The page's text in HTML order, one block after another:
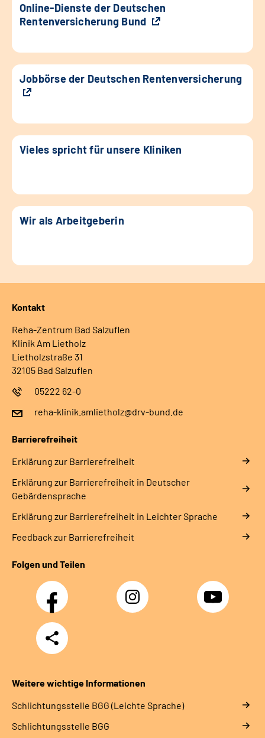
Online-Dienste der Deutschen
Rentenversicherung Bund
Jobbörse der Deutschen Rentenversicherung
Vieles spricht für unsere Kliniken
Wir als Arbeitgeberin
Kontakt
Reha-Zentrum Bad Salzuflen
Klinik Am Lietholz
Lietholzstraße 31
32105 Bad Salzuflen
05222 62-0
reha-klinik.amlietholz@drv-bund.de
Barrierefreiheit
Erklärung zur Barrierefreiheit
Erklärung zur Barrierefreiheit in Deutscher
Gebärdensprache
Erklärung zur Barrierefreiheit in Leichter Sprache
Feedback zur Barrierefreiheit
Folgen und Teilen
Facebook Instagram YouTube
Teilen
Weitere wichtige Informationen
Schlich­tungs­stel­le BGG (Leichte Sprache)
Schlich­tungs­stel­le BGG